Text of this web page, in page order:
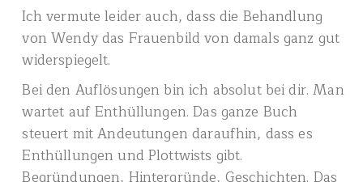
Ich vermute leider auch, dass die Behandlung
von Wendy das Frauenbild von damals ganz gut
widerspiegelt.
Bei den Auflösungen bin ich absolut bei dir. Man
wartet auf Enthüllungen. Das ganze Buch
steuert mit Andeutungen daraufhin, dass es
Enthüllungen und Plottwists gibt.